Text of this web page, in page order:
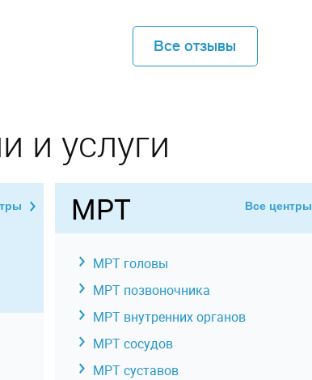
Все отзывы
и услуги
МРТ Все центры
МРТ головы
МРТ позвоночника
МРТ внутренних органов
МРТ сосудов
МРТ суставов